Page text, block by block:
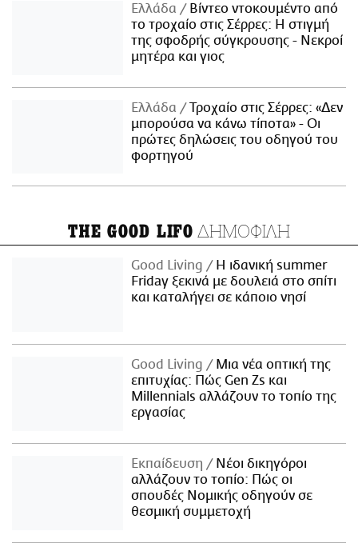
Ελλάδα
Βίντεο ντοκουμέντο από
το τροχαίο στις Σέρρες: Η στιγμή
της σφοδρής σύγκρουσης - Νεκροί
μητέρα και γιος
Ελλάδα
Τροχαίο στις Σέρρες: «Δεν
μπορούσα να κάνω τίποτα» - Οι
πρώτες δηλώσεις του οδηγού του
φορτηγού
THE GOOD LIFO ΔΗΜΟΦΙΛΗ
Good Living
Η ιδανική summer
Friday ξεκινά με δουλειά στο σπίτι
και καταλήγει σε κάποιο νησί
Good Living
Μια νέα οπτική της
επιτυχίας: Πώς Gen Zs και
Millennials αλλάζουν το τοπίο της
εργασίας
Εκπαίδευση
Νέοι δικηγόροι
αλλάζουν το τοπίο: Πώς οι
σπουδές Νομικής οδηγούν σε
θεσμική συμμετοχή